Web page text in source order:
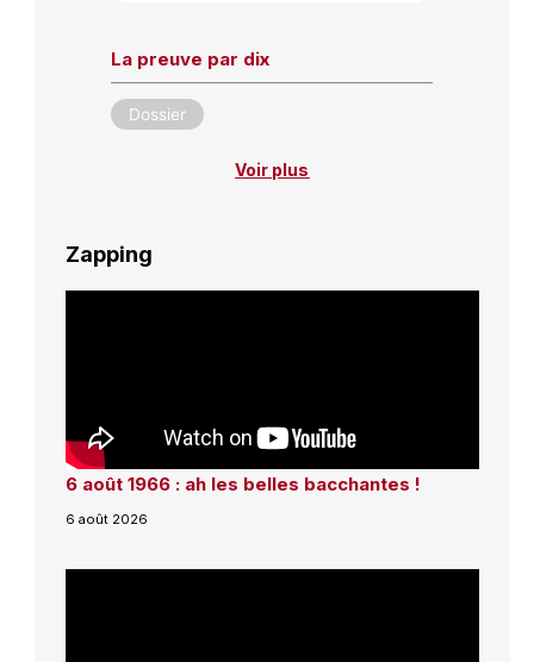
La preuve par dix
Dossier
Voir plus
Zapping
6 août 1966 : ah les belles bacchantes !
6 août 2026